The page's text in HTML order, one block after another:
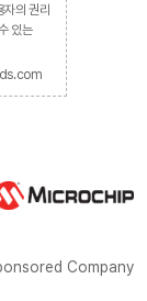
자의 권리
있는
Company